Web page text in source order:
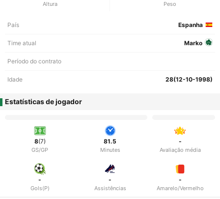
Altura Peso
País Espanha
Time atual Marko
Período do contrato
Idade 28(12-10-1998)
Estatísticas de jogador
8(7)
GS/GP
81.5
Minutes
-
Avaliação média
-
Gols(P)
-
Assistências
-
Amarelo/Vermelho